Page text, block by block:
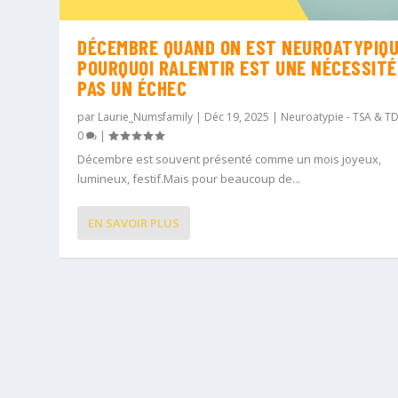
DÉCEMBRE QUAND ON EST
POURQUOI RALENTIR EST UNE
PAS UN ÉCHEC
par Laurie_Numsfamily | Déc 19, 2025 | Neuroatypie - TSA &
0
|
Décembre est souvent présenté comme un mois joyeux,
lumineux, festif.Mais pour beaucoup de...
EN SAVOIR PLUS